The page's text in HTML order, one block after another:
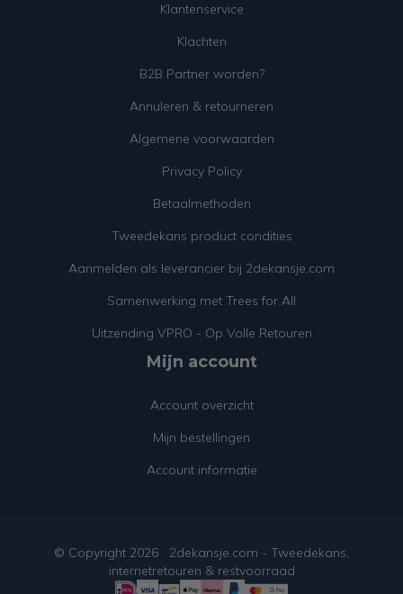
Klantenservice
Klachten
B2B Partner worden?
Annuleren & retourneren
Algemene voorwaarden
Privacy Policy
Betaalmethoden
Tweedekans product condities
Aanmelden als leverancier bij 2dekansje.com
Samenwerking met Trees for All
Uitzending VPRO - Op Volle Retouren
Mijn account
Account overzicht
Mijn bestellingen
Account informatie
© Copyright 2026
2dekansje.com - Tweedekans,
internetretouren & restvoorraad